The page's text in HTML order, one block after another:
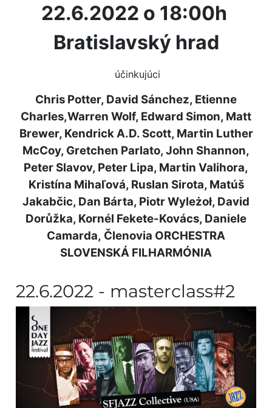
22.6.2022 o 18:00h
Bratislavský hrad
účinkujúci
Chris Potter, David Sánchez, Etienne
Charles,Warren Wolf, Edward Simon, Matt
Brewer, Kendrick A.D. Scott, Martin Luther
McCoy, Gretchen Parlato, John Shannon,
Peter Slavov, Peter Lipa, Martin Valihora,
Kristína Mihaľová, Ruslan Sirota, Matúš
Jakabčic, Dan Bárta, Piotr Wyleżoł, David
Dorůžka, Kornél Fekete-Kovács, Daniele
Camarda, Členovia ORCHESTRA
SLOVENSKÁ FILHARMÓNIA
22.6.2022 - masterclass#2